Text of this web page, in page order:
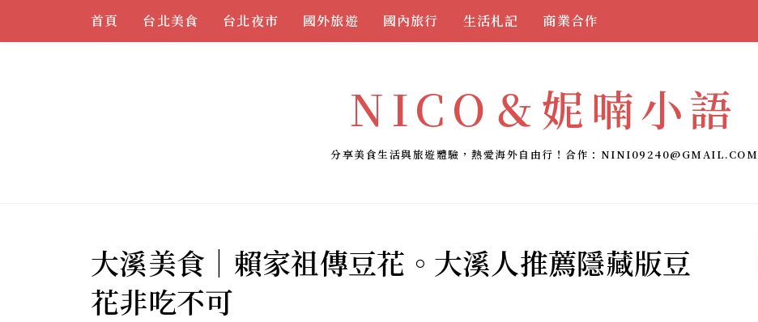
首頁 台北美食 台北夜市 國外旅遊 國內旅行 生活札記 商業合作
NICO＆妮喃小語
分享美食生活與旅遊體驗，熱愛海外自由行！合作： NINI09240@GMAIL.COM
大溪美食｜賴家祖傳豆花。大溪人推薦隱藏版豆
花非吃不可